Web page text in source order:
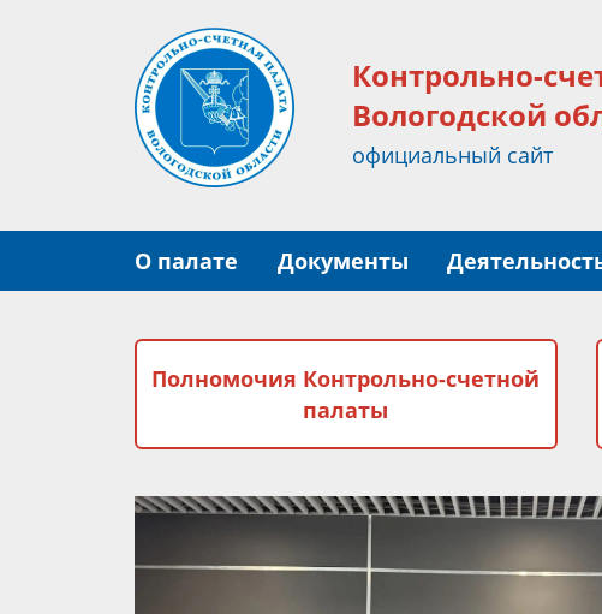
Контрольно-
Вологодской
официальный сайт
О палате Документы
Полномочия Контрольно-счетной
палаты